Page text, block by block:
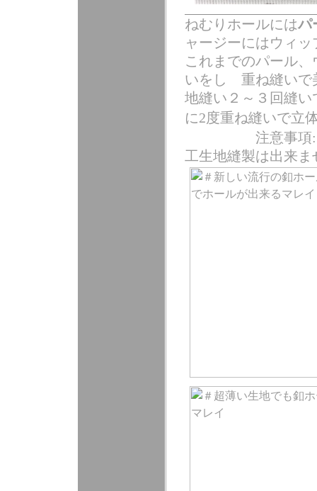
ねむりホールにはパ
ャージーにはウィ
これまでのパール
いをし 重ね縫いで
地縫い２～３回縫
に2度重ね縫いで立
注意事
工生地縫製は出来ま